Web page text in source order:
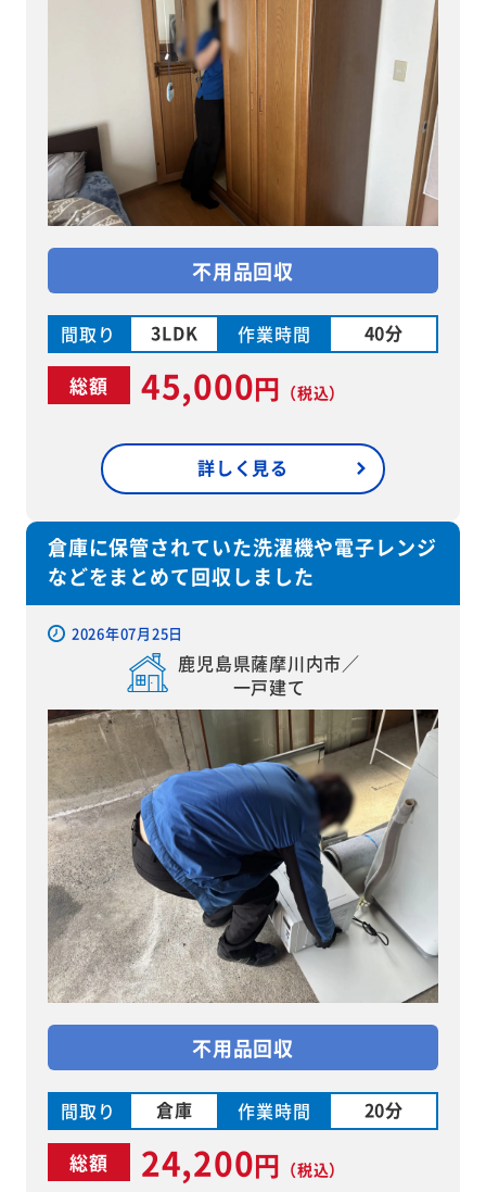
不用品回収
間取り 3LDK 作業時間 40分
総額 45,000円 （税込）
詳しく見る
倉庫に保管されていた洗濯機や電子レンジ
などをまとめて回収しました
2026年07月25日
鹿児島県薩摩川内市／
一戸建て
不用品回収
間取り 倉庫 作業時間 20分
総額 24,200円 （税込）